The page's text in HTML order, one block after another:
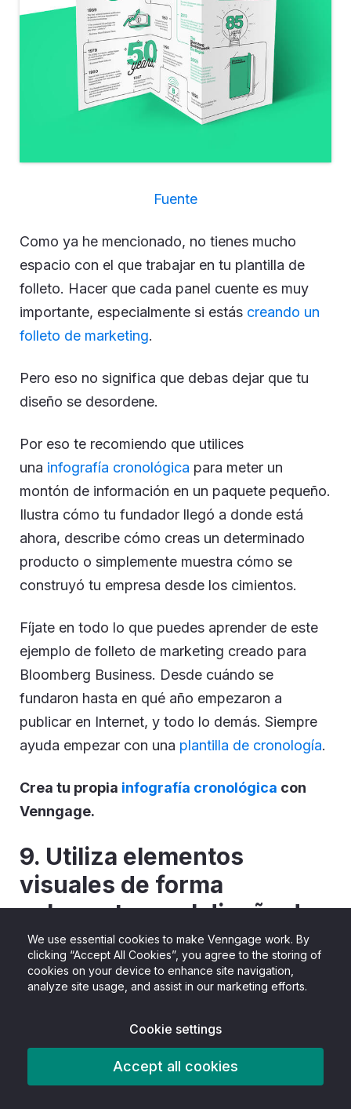
We use essential cookies to make Venngage work. By
clicking “Accept All Cookies”, you agree to the storing of
cookies on your device to enhance site navigation,
analyze site usage, and assist in our marketing efforts.
Cookie settings
Accept all cookies
Fuente
Como ya he mencionado, no tienes mucho
espacio con el que trabajar en tu plantilla de
folleto. Hacer que cada panel cuente es muy
importante, especialmente si estás creando un
folleto de marketing.
Pero eso no significa que debas dejar que tu
diseño se desordene.
Por eso te recomiendo que utilices
una infografía cronológica para meter un
montón de información en un paquete pequeño.
Ilustra cómo tu fundador llegó a donde está
ahora, describe cómo creas un determinado
producto o simplemente muestra cómo se
construyó tu empresa desde los cimientos.
Fíjate en todo lo que puedes aprender de este
ejemplo de folleto de marketing creado para
Bloomberg Business. Desde cuándo se
fundaron hasta en qué año empezaron a
publicar en Internet, y todo lo demás. Siempre
ayuda empezar con una plantilla de cronología.
Crea tu propia infografía cronológica con
Venngage.
9. Utiliza elementos
visuales de forma
coherente en el diseño de
tu folleto